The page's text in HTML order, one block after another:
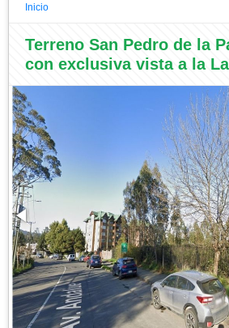
Inicio
Terreno San Pedro de la
con exclusiva vista a la